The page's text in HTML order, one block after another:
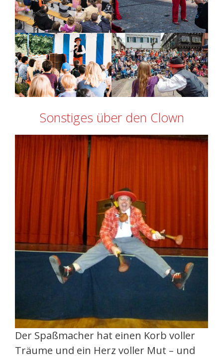
Sonstiges über den Clown
Der Spaßmacher hat einen Korb voller
Träume und ein Herz voller Mut – und